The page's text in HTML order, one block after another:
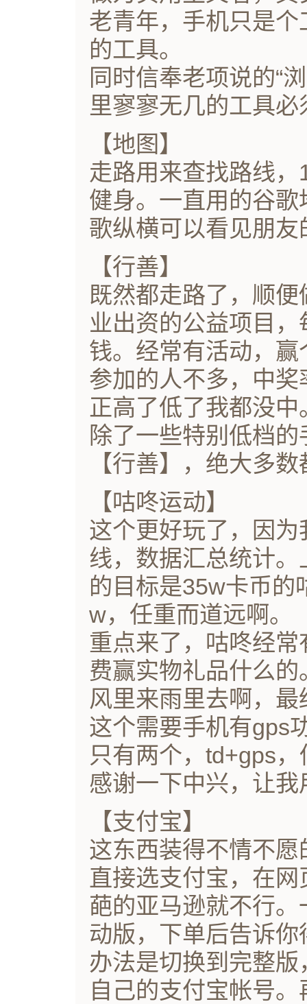
老青年，手机只是
的工具。
同时信奉老项说的“
里寥寥无几的工具
【地图】
走路用来查找路线
健身。一直用的谷
歌纵横可以看见朋
【行善】
既然都走路了，顺
业出资的公益项目
钱。经常有活动，
参加的人不多，中
正高了低了我都没中
除了一些特别低档
【行善】，绝大多
【咕咚运动】
这个更好玩了，因
线，数据汇总统计
的目标是35w卡币的
w，任重而道远啊。
重点来了，咕咚经
费赢实物礼品什么
风里来雨里去啊，
这个需要手机有gps
只有两个，td+gps
感谢一下中兴，让
【支付宝】
这东西装得不情不
直接选支付宝，在
葩的亚马逊就不行
动版，下单后告诉
办法是切换到完整
自己的支付宝帐号